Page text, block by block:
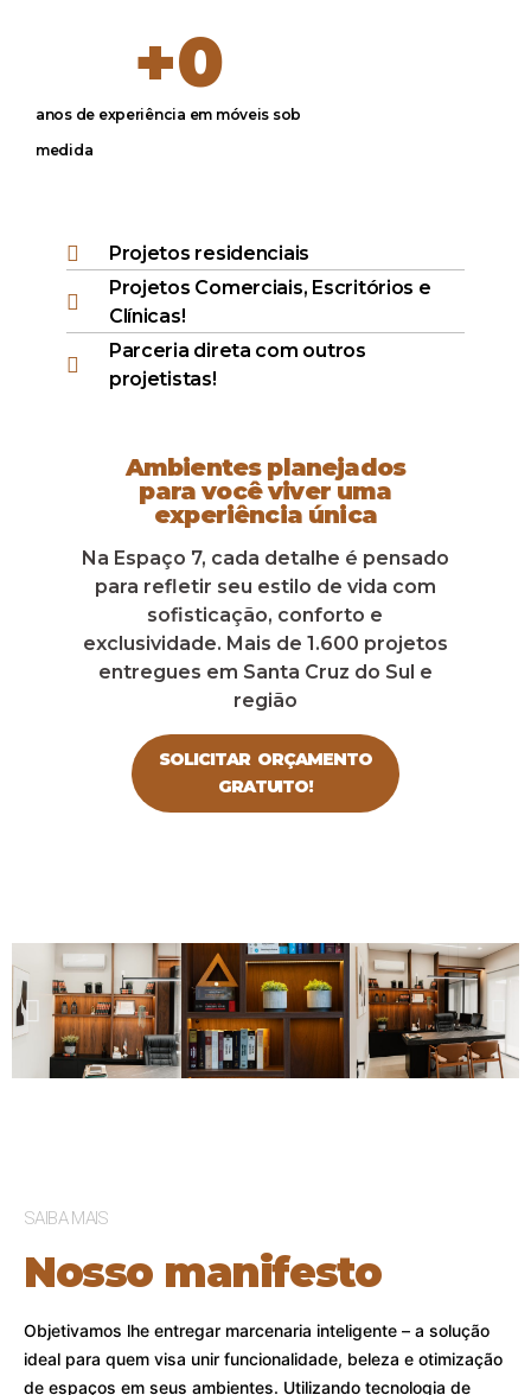
Ambientes planejados
para você viver uma
experiência única
Na Espaço 7, cada detalhe é pensado
para refletir seu estilo de vida com
sofisticação, conforto e
exclusividade. Mais de 1.600 projetos
entregues em Santa Cruz do Sul e
região
SOLICITAR ORÇAMENTO
GRATUITO!
anos de experiência em móveis sob
medida
+0
Projetos residenciais
Projetos Comerciais, Escritórios e
Clínicas!
Parceria direta com outros
projetistas!
SAIBA MAIS
Nosso manifesto
Objetivamos lhe entregar marcenaria inteligente – a solução
ideal para quem visa unir funcionalidade, beleza e otimização
de espaços em seus ambientes. Utilizando tecnologia de